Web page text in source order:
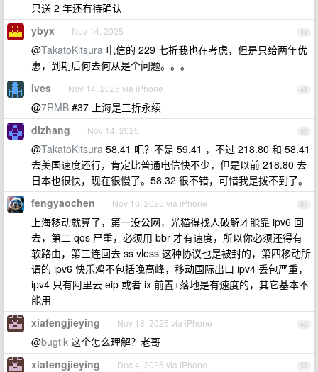
只送 2 年还有待确认
48
ybyx Nov 14, 2025
@TakatoKitsura 电信的 229 七折我也在考虑，但是只给两年优
惠，到期后何去何从是个问题。。。
49
Ives Nov 14, 2025 via iPhone
@7RMB #37 上海是三折永续
50
dizhang Nov 14, 2025
@TakatoKitsura 58.41 吧？不是 59.41 ，不过 218.80 和 58.41
去美国速度还行，肯定比普通电信快不少，但是以前 218.80 去
日本也很快，现在很慢了。58.32 很不错，可惜我是拨不到了。
51
fengyaochen Nov 16, 2025 via iPhone
上海移动就算了，第一没公网，光猫得找人破解才能靠 ipv6 回
去，第二 qos 严重，必须用 bbr 才有速度，所以你必须还得有
软路由，第三连回去 ss vless 这种协议也是被封的，第四移动所
谓的 ipv6 快乐鸡不包括晚高峰，移动国际出口 ipv4 丢包严重，
ipv4 只有阿里云 eip 或者 ix 前置+落地是有速度的，其它基本不
能用
52
xiafengjieying Nov 18, 2025 via iPhone
@bugtik 这个怎么理解？老哥
53
xiafengjieying Dec 4, 2025 via iPhone